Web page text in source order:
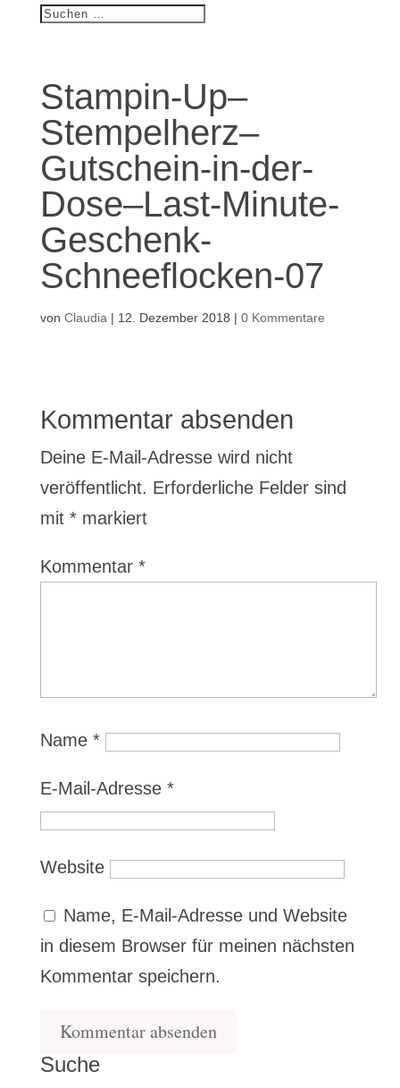
Stampin-Up–
Stempelherz–
Gutschein-in-der-
Dose–Last-Minute-
Geschenk-
Schneeflocken-07
von Claudia | 12. Dezember 2018 | 0 Kommentare
Kommentar absenden
Deine E-Mail-Adresse wird nicht
veröffentlicht. Erforderliche Felder sind
mit *markiert
Kommentar *
Name *
E-Mail-Adresse *
Website
Name, E-Mail-Adresse und Website
in diesem Browser für meinen nächsten
Kommentar speichern.
Suche